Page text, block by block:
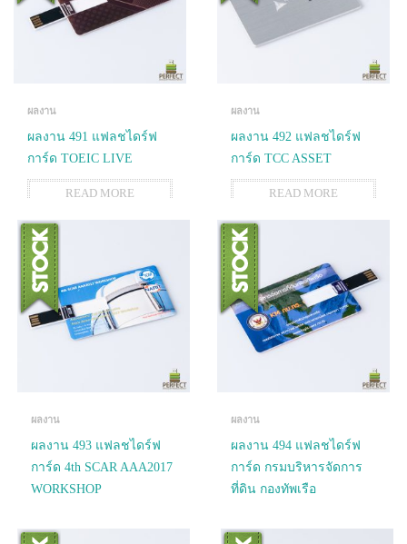
ผลงาน
ผลงาน 491 แฟลชไดร์ฟ
การ์ด TOEIC LIVE
READ MORE
ผลงาน
ผลงาน 492 แฟลชไดร์ฟ
การ์ด TCC ASSET
READ MORE
ผลงาน
ผลงาน 493 แฟลชไดร์ฟ
การ์ด 4th SCAR AAA2017
WORKSHOP
ผลงาน
ผลงาน 494 แฟลชไดร์ฟ
การ์ด กรมบริหารจัดการ
ที่ดิน กองทัพเรือ